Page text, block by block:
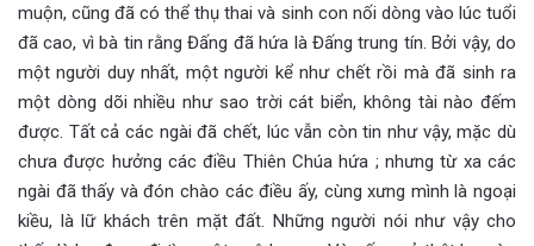
muộn, cũng đã có thể thụ thai và sinh con nối dòng vào lúc tuổi
đã cao, vì bà tin rằng Đấng đã hứa là Đấng trung tín. Bởi vậy, do
một người duy nhất, một người kể như chết rồi mà đã sinh ra
một dòng dõi nhiều như sao trời cát biển, không tài nào đếm
được. Tất cả các ngài đã chết, lúc vẫn còn tin như vậy, mặc dù
chưa được hưởng các điều Thiên Chúa hứa ; nhưng từ xa các
ngài đã thấy và đón chào các điều ấy, cùng xưng mình là ngoại
kiều, là lữ khách trên mặt đất. Những người nói như vậy cho